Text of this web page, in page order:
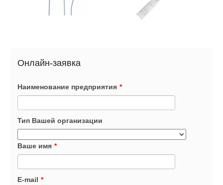
Онлайн-заявка
Наименование предприятия *
Тип Вашей организации
Ваше имя *
E-mail *